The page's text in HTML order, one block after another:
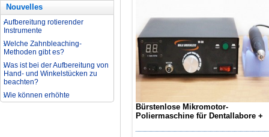
Nouvelles
Nationalfeiertagsangebot
Aufbereitung rotierender
Instrumente
Welche Zahnbleaching-
Methoden gibt es?
Was ist bei der Aufbereitung von
Hand- und Winkelstücken zu
beachten?
Wie können erhöhte
Koloniezahlen im Wasser
Bürstenlose Mikromotor-
Poliermaschine für Dentallabore +